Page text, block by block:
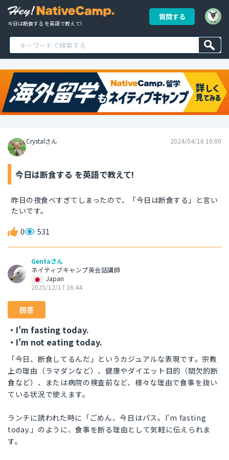
今日は断食する を英語で教えて!
質問する
Crystalさん 2024/04/16 10:00
今日は断食する を英語で教えて!
昨日の夜食べすぎてしまったので、「今日は断食する」と言い
たいです。
0 531
Gentaさん
ネイティブキャンプ英会話講師
Japan
2025/12/17 16:44
回答
・I'm fasting today.
・I'm not eating today.
「今日、断食してるんだ」というカジュアルな表現です。宗教
上の理由（ラマダンなど）、健康やダイエット目的（間欠的断
食など）、または病院の検査前など、様々な理由で食事を抜い
ている状況で使えます。
ランチに誘われた時に「ごめん、今日はパス。I'm fasting
today.」のように、食事を断る理由として気軽に伝えられま
す。